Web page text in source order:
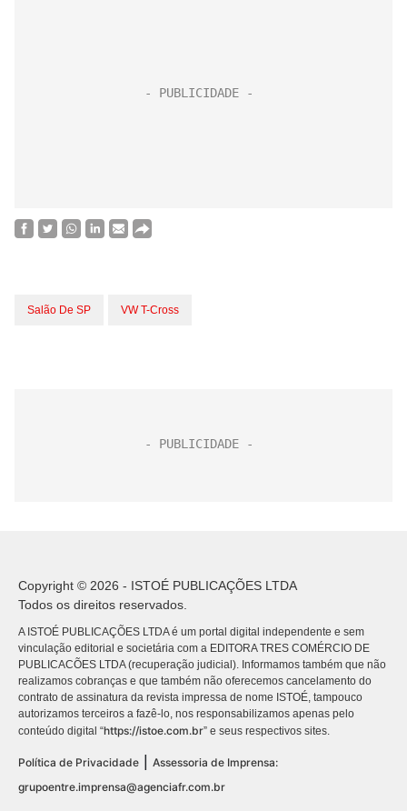
Salão De SP VW T-Cross
Copyright © 2026 - ISTOÉ PUBLICAÇÕES LTDA
Todos os direitos reservados.
A ISTOÉ PUBLICAÇÕES LTDA é um portal digital independente e sem
vinculação editorial e societária com a EDITORA TRES COMÉRCIO DE
PUBLICACÕES LTDA (recuperação judicial). Informamos também que não
realizamos cobranças e que também não oferecemos cancelamento do
contrato de assinatura da revista impressa de nome ISTOÉ, tampouco
autorizamos terceiros a fazê-lo, nos responsabilizamos apenas pelo
conteúdo digital “https://istoe.com.br” e seus respectivos sites.
Política de Privacidade
Assessoria de Imprensa:
grupoentre.imprensa@agenciafr.com.br